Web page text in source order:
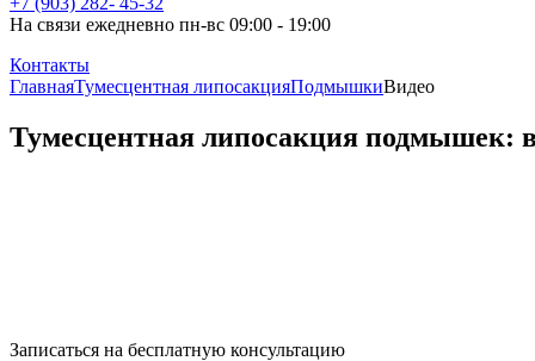
На связи ежедневно пн-вс 09:00 - 19:00
Контакты
ГлавнаяТумесцентная липосакцияПодмышкиВидео
Тумесцентная липосакция подмышек:
Записаться на бесплатную консультацию